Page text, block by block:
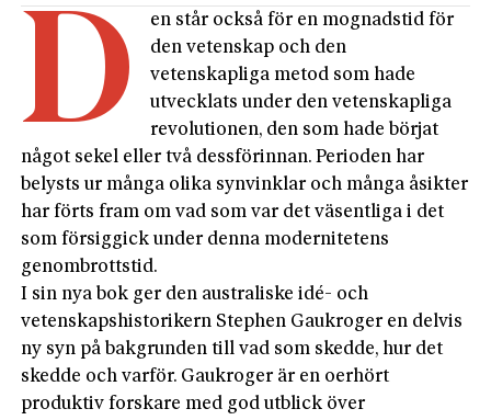
D
en står också för en mognadstid för
den vetenskap och den
vetenskapliga metod som hade
utvecklats under den vetenskapliga
revolutionen, den som hade börjat
något sekel eller två dessförinnan. Perioden har
belysts ur många olika synvinklar och många åsikter
har förts fram om vad som var det väsentliga i det
som försiggick under denna modernitetens
genombrottstid.
I sin nya bok ger den australiske idé- och
vetenskapshistorikern Stephen Gaukroger en delvis
ny syn på bakgrunden till vad som skedde, hur det
skedde och varför. Gaukroger är en oerhört
produktiv forskare med god utblick över